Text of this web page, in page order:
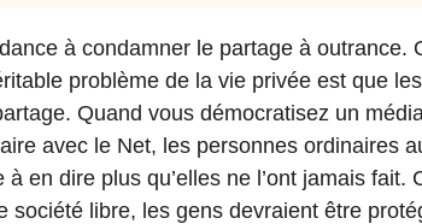
à condamner le partage à outrance.
problème de la vie privée est que
Quand vous démocratisez un
avec le Net, les personnes ordinaires
à en dire plus qu’elles ne l’ont jamais fait.
société libre, les gens devraient être